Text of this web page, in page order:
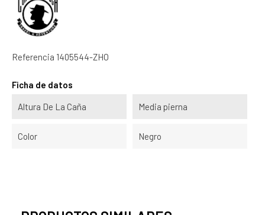
Referencia 1405544-ZHO
Ficha de datos
Altura De La Caña Media pierna
Color Negro